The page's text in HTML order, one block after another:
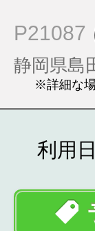
P21087
静岡県島
※詳細な
利用